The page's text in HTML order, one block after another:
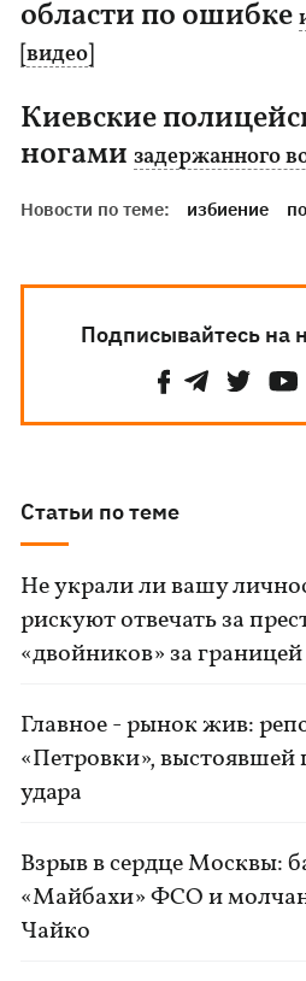
области по ошибке
[видео]
Киевские
ногамизадержанного
Новости по теме: избиение
Подписывайтесь на
Статьи по теме
Не украли ли вашу
рискуют отвечать за
«двойников» за границей
Главное - рынок жив:
«Петровки», выстоявшей
удара
Взрыв в сердце Москвы:
«Майбахи» ФСО и
Чайко